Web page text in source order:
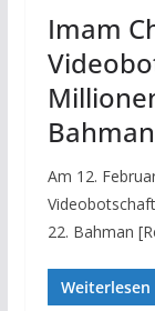
Imam
Bahman
Am 12.
22. Bahman
Weiterlesen